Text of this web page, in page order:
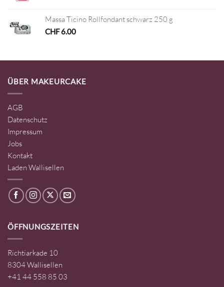
Massa Ticino Rollfondant schwarz 250 g
CHF6.00
ÜBER MAKEURCAKE
AGB
Datenschutz
Impressum
Jobs
Kontakt
Laden Wallisellen
ÖFFNUNGSZEITEN
Richtiarkade 10
8304 Wallisellen
+41 44 558 85 03